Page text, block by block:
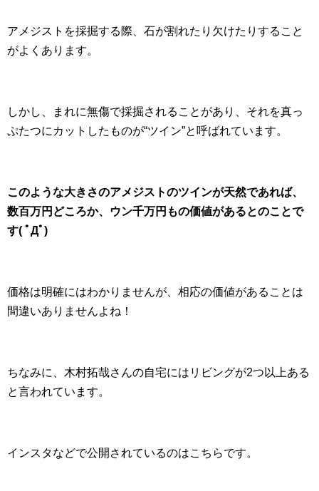
アメジストを採掘する際、石が割れたり欠けたりすること
がよくあります。
しかし、まれに無傷で採掘されることがあり、それを真っ
ぷたつにカットしたものが“ツイン”と呼ばれています。
このような大きさのアメジストのツインが天然であれば、
数百万円どころか、ウン千万円もの価値があるとのことで
す( ﾟДﾟ)
価格は明確にはわかりませんが、相応の価値があることは
間違いありませんよね！
ちなみに、木村拓哉さんの自宅にはリビングが2つ以上ある
と言われています。
インスタなどで公開されているのはこちらです。